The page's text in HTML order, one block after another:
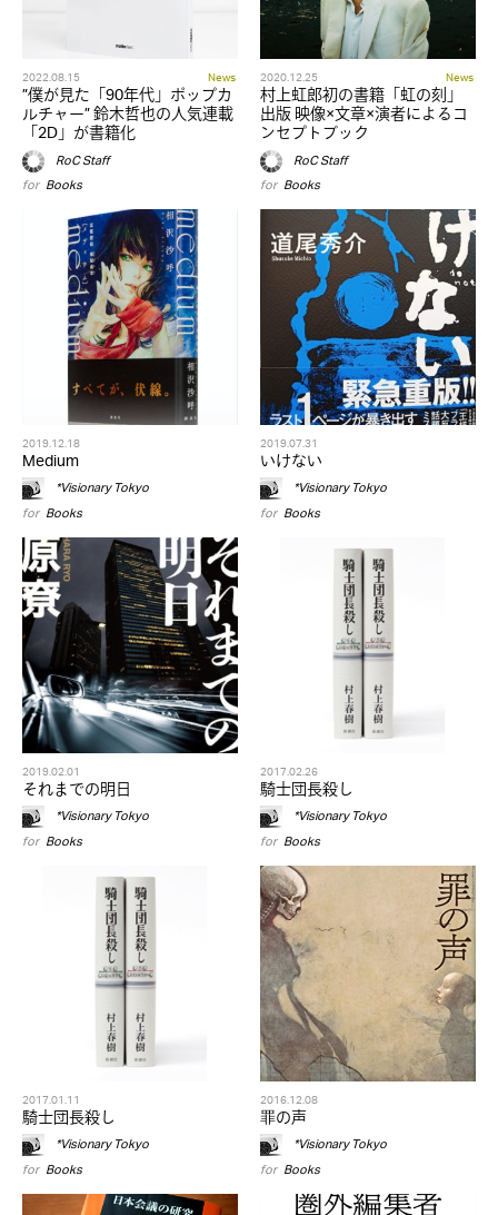
2022.08.15 News
”僕が見た「90年代」ポップカ
ルチャー” 鈴木哲也の人気連載
「2D」が書籍化
RoC Staff
for Books
2020.12.25 News
村上虹郎初の書籍「虹の刻」
出版 映像×文章×演者によるコ
ンセプトブック
RoC Staff
for Books
2019.12.18
Medium
*Visionary Tokyo
for Books
2019.07.31
いけない
*Visionary Tokyo
for Books
2019.02.01
それまでの明日
*Visionary Tokyo
for Books
2017.02.26
騎士団長殺し
*Visionary Tokyo
for Books
2017.01.11
騎士団長殺し
*Visionary Tokyo
for Books
2016.12.08
罪の声
*Visionary Tokyo
for Books